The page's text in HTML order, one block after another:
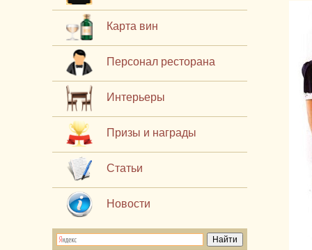
Карта вин
Персонал ресторана
Интерьеры
Призы и награды
Статьи
Новости